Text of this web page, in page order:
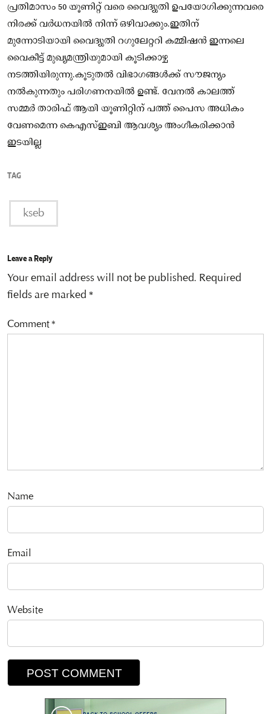
പ്രതിമാസം 50 യൂണിറ്റ് വരെ വൈദ്യുതി ഉപയോഗിക്കുന്നവരെ
നിരക്ക് വർധനയിൽ നിന്ന് ഒഴിവാക്കും.ഇതിന്
മുന്നോടിയായി വൈദ്യുതി റഗുലേറ്ററി കമ്മിഷൻ ഇന്നലെ
വൈകീട്ട് മുഖ്യമന്ത്രിയുമായി കൂടിക്കാഴ്ച
നടത്തിയിരുന്നു.കൂടുതൽ വിഭാഗങ്ങൾക്ക് സൗജന്യം
നൽകുന്നതും പരിഗണനയിൽ ഉണ്ട്. വേനൽ കാലത്ത്
സമ്മർ താരിഫ് ആയി യൂണിറ്റിന് പത്ത് പൈസ അധികം
വേണമെന്ന കെഎസ്ഇബി ആവശ്യം അംഗീകരിക്കാൻ
ഇടയില്ല
TAG
kseb
Leave a Reply
Your email address will not be published. Required
fields are marked *
Comment*
Name
Email
Website